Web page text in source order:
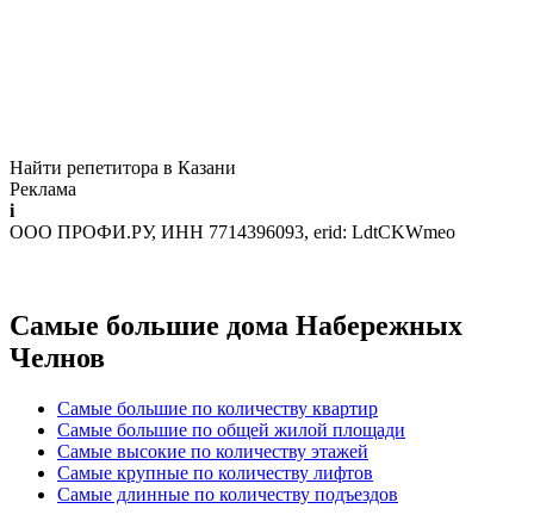
Найти репетитора в Казани
Реклама
i
ООО ПРОФИ.РУ, ИНН 7714396093, erid: LdtCKWmeo
Самые большие дома Набережных
Челнов
Самые большие по количеству квартир
Самые большие по общей жилой площади
Самые высокие по количеству этажей
Самые крупные по количеству лифтов
Самые длинные по количеству подъездов